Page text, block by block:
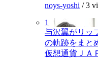
noys-yoshi /3
1
与沢翼がリッ
の軌跡をまと
仮想通貨ＪＡ